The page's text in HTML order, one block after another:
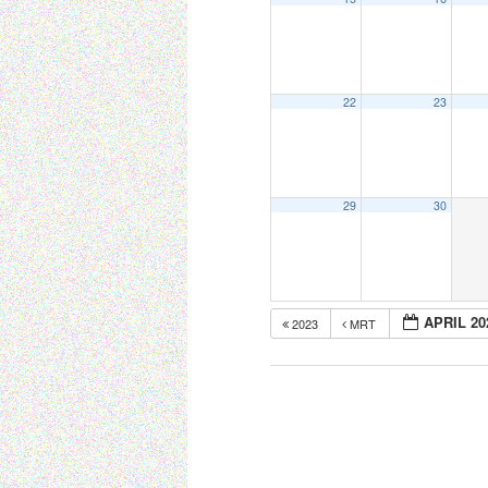
22 23
29 30
2023 MRT APRIL